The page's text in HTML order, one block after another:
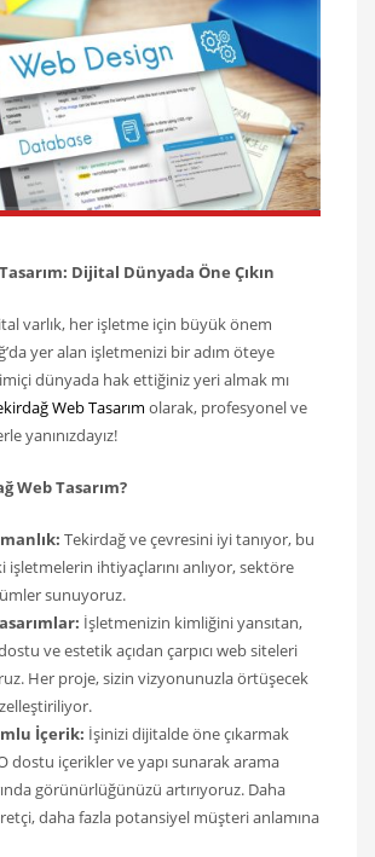
Dijital Dünyada Öne Çıkın
varlık, her işletme için büyük önem
yer alan işletmenizi bir adım öteye
dünyada hak ettiğiniz yeri almak mı
Web Tasarım olarak, profesyonel ve
yanınızdayız!
Web Tasarım?
Tekirdağ ve çevresini iyi tanıyor, bu
işletmelerin ihtiyaçlarını anlıyor, sektöre
sunuyoruz.
İşletmenizin kimliğini yansıtan,
ve estetik açıdan çarpıcı web siteleri
Her proje, sizin vizyonunuzla örtüşecek
İçerik: İşinizi dijitalde öne çıkarmak
dostu içerikler ve yapı sunarak arama
görünürlüğünüzü artırıyoruz. Daha
daha fazla potansiyel müşteri anlamına